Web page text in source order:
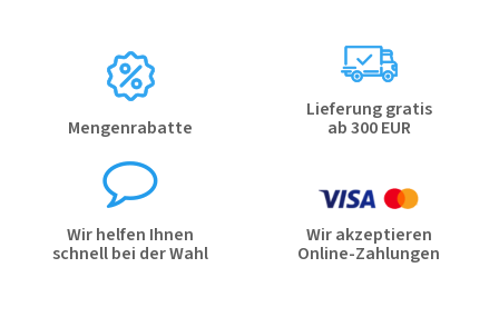
Mengenrabatte
Lieferung gratis
ab 300 EUR
Wir helfen Ihnen
schnell bei der Wahl
Wir akzeptieren
Online-Zahlungen